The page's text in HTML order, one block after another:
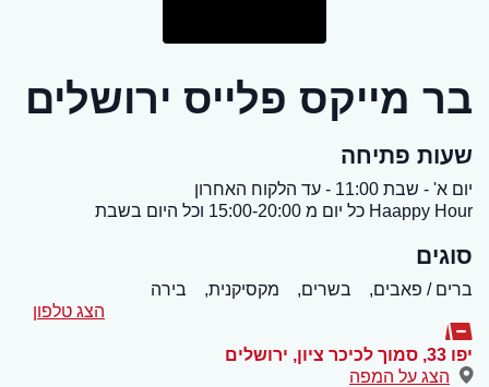
בר מייקס פלייס ירושלים
שעות פתיחה
יום א' - שבת 11:00 - עד הלקוח האחרון
Haappy Hour כל יום מ 15:00-20:00 וכל היום בשבת
סוגים
ברים / פאבים, בשרים, מקסיקנית,
בירה
הצג טלפון
יפו 33, סמוך לכיכר ציון , ירושלים
הצג על המפה